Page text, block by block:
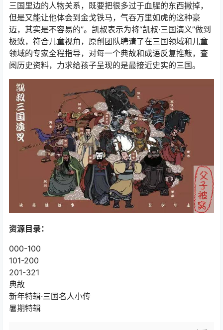
三国里边的人物关系，既要把很多过于血腥的东西撇掉，
但是又能让他体会到金戈铁马，气吞万里如虎的这种豪
迈，其实是不容易的”。凯叔表示为将“凯叔·三国演义”做到
极致，符合儿童视角，原创团队聘请了在三国领域和儿童
领域的专家全程指导，对每一个典故和成语反复推敲，查
阅历史资料，力求给孩子呈现的是最接近史实的三国。
资源目录：
000-100
101-200
201-321
典故
新年特辑·三国名人小传
暑期特辑